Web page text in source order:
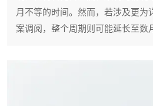
月不等的时间。然而，若涉及更为
案调阅，整个周期则可能延长至数